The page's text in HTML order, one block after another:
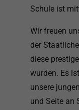
Schule ist
Wir freuen
der
diese
wurden. Es
unsere
und Seite an